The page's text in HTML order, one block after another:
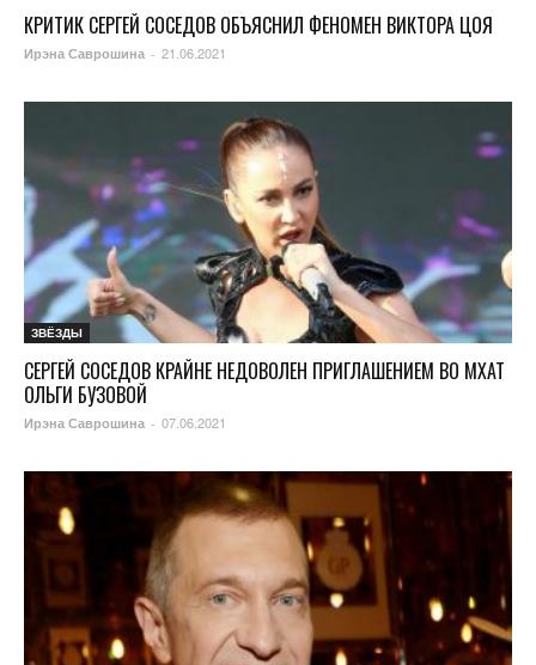
КРИТИК СЕРГЕЙ СОСЕДОВ ОБЪЯСНИЛ ФЕНОМЕН ВИКТОРА ЦОЯ
Ирэна Саврошина - 21.06.2021
ЗВЁЗДЫ
СЕРГЕЙ СОСЕДОВ КРАЙНЕ НЕДОВОЛЕН ПРИГЛАШЕНИЕМ ВО МХАТ
ОЛЬГИ БУЗОВОЙ
Ирэна Саврошина - 07.06.2021